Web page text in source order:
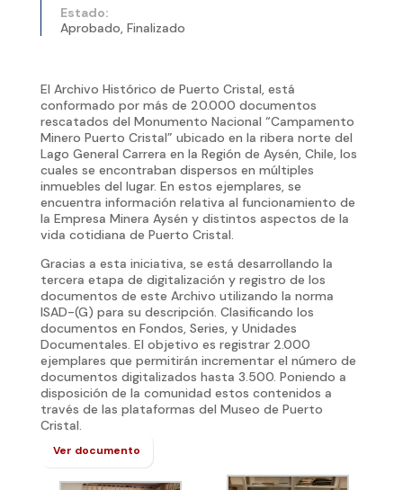
Estado:
Aprobado, Finalizado
El Archivo Histórico de Puerto Cristal, está
conformado por más de 20.000 documentos
rescatados del Monumento Nacional “Campamento
Minero Puerto Cristal” ubicado en la ribera norte del
Lago General Carrera en la Región de Aysén, Chile, los
cuales se encontraban dispersos en múltiples
inmuebles del lugar. En estos ejemplares, se
encuentra información relativa al funcionamiento de
la Empresa Minera Aysén y distintos aspectos de la
vida cotidiana de Puerto Cristal.
Gracias a esta iniciativa, se está desarrollando la
tercera etapa de digitalización y registro de los
documentos de este Archivo utilizando la norma
ISAD-(G) para su descripción. Clasificando los
documentos en Fondos, Series, y Unidades
Documentales. El objetivo es registrar 2.000
ejemplares que permitirán incrementar el número de
documentos digitalizados hasta 3.500. Poniendo a
disposición de la comunidad estos contenidos a
través de las plataformas del Museo de Puerto
Cristal.
Ver documento